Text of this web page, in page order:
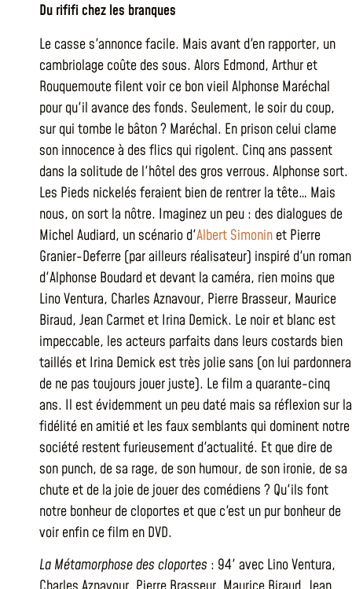
Du rififi chez les branques
Le casse s'annonce facile. Mais avant d'en rapporter, un
cambriolage coûte des sous. Alors Edmond, Arthur et
Rouquemoute filent voir ce bon vieil Alphonse Maréchal
pour qu'il avance des fonds. Seulement, le soir du coup,
sur qui tombe le bâton ? Maréchal. En prison celui clame
son innocence à des flics qui rigolent. Cinq ans passent
dans la solitude de l'hôtel des gros verrous. Alphonse sort.
Les Pieds nickelés feraient bien de rentrer la tête… Mais
nous, on sort la nôtre. Imaginez un peu : des dialogues de
Michel Audiard, un scénario d'Albert Simonin et Pierre
Granier-Deferre (par ailleurs réalisateur) inspiré d'un roman
d'Alphonse Boudard et devant la caméra, rien moins que
Lino Ventura, Charles Aznavour, Pierre Brasseur, Maurice
Biraud, Jean Carmet et Irina Demick. Le noir et blanc est
impeccable, les acteurs parfaits dans leurs costards bien
taillés et Irina Demick est très jolie sans (on lui pardonnera
de ne pas toujours jouer juste). Le film a quarante-cinq
ans. Il est évidemment un peu daté mais sa réflexion sur la
fidélité en amitié et les faux semblants qui dominent notre
société restent furieusement d'actualité. Et que dire de
son punch, de sa rage, de son humour, de son ironie, de sa
chute et de la joie de jouer des comédiens ? Qu'ils font
notre bonheur de cloportes et que c'est un pur bonheur de
voir enfin ce film en DVD.
La Métamorphose des cloportes : 94' avec Lino Ventura,